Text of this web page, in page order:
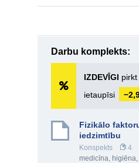
Darbu komplekts:
IZDEVĪGI
ietaupīsi
Fizikālo
iedzimtību
Konspekts 4
medicīna, higiēna,